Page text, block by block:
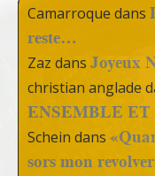
Camarroque dans
reste…
Zaz dans Joyeux
christian anglade
ENSEMBLE ET
Schein dans
sors mon